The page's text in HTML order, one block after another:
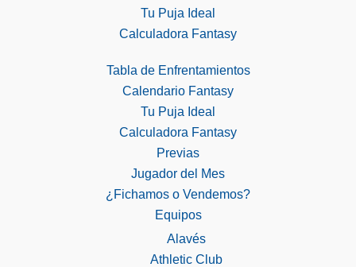
Tu Puja Ideal
Calculadora Fantasy
Tabla de Enfrentamientos
Calendario Fantasy
Tu Puja Ideal
Calculadora Fantasy
Previas
Jugador del Mes
¿Fichamos o Vendemos?
Equipos
Alavés
Athletic Club